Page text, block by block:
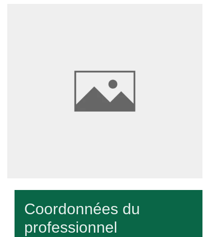
Coordonnées du
professionnel